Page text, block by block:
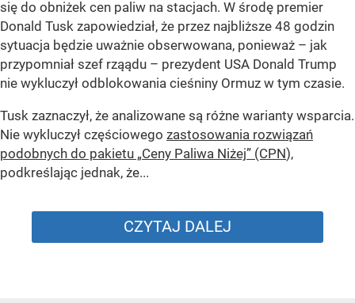
się do obniżek cen paliw na stacjach. W środę premier
Donald Tusk zapowiedział, że przez najbliższe 48 godzin
sytuacja będzie uważnie obserwowana, ponieważ – jak
przypomniał szef rząądu – prezydent USA Donald Trump
nie wykluczył odblokowania cieśniny Ormuz w tym czasie.
Tusk zaznaczył, że analizowane są różne warianty wsparcia.
Nie wykluczył częściowego zastosowania rozwiązań
podobnych do pakietu „Ceny Paliwa Niżej” (CPN),
podkreślając jednak, że...
CZYTAJ DALEJ